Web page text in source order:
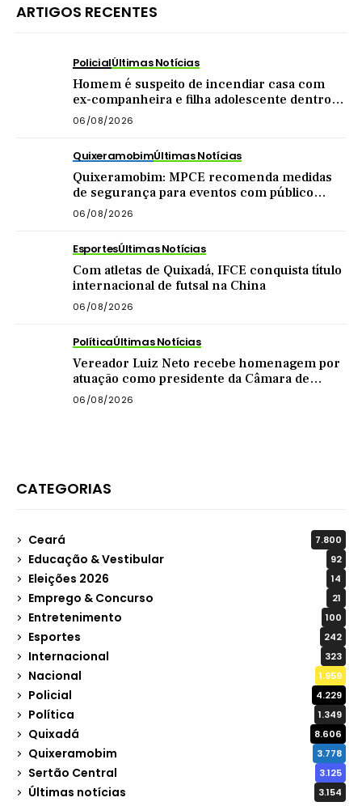
ARTIGOS RECENTES
PolicialÚltimas Notícias
Homem é suspeito de incendiar casa com
ex-companheira e filha adolescente dentro
do imóvel
06/08/2026
QuixeramobimÚltimas Notícias
Quixeramobim: MPCE recomenda medidas
de segurança para eventos com público
acima de mil pessoas
06/08/2026
EsportesÚltimas Notícias
Com atletas de Quixadá, IFCE conquista título
internacional de futsal na China
06/08/2026
PolíticaÚltimas Notícias
Vereador Luiz Neto recebe homenagem por
atuação como presidente da Câmara de
Quixadá
06/08/2026
CATEGORIAS
Ceará 7.800
Educação & Vestibular 92
Eleições 2026 14
Emprego & Concurso 21
Entretenimento 100
Esportes 242
Internacional 323
Nacional 1.959
Policial 4.229
Política 1.349
Quixadá 8.606
Quixeramobim 3.778
Sertão Central 3.125
Últimas notícias 3.154